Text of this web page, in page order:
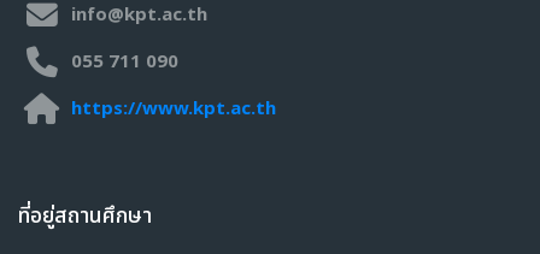
อิเล็กทรอนิกส์
ช่างก่อสร้าง
เมคคาทรอนิกส์และหุ่นยนต์
เทคโนโลยีสารสนเทศ
info@kpt.ac.th
055 711 090
https://www.kpt.ac.th
ที่อยู่สถานศึกษา